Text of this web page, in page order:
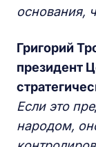
основания,
Григорий
президент
Если это
народом,